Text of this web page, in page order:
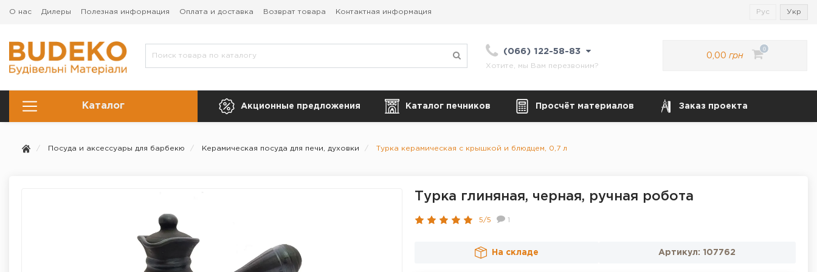
О нас Дилеры Полезная информация Оплата и доставка Возврат товара Контактная информация Рус Укр
(066) 122-58-83
Хотите, мы Вам перезвоним?
0,00 грн
0
Каталог Акционные предложения Каталог печников Просчёт материалов Заказ проекта
Посуда и аксессуары для барбекю Керамическая посуда для печи, духовки Турка керамическая с крышкой и блюдцем, 0,7 л
Турка глиняная, черная, ручная робота
5/5 1
На складе Артикул: 107762